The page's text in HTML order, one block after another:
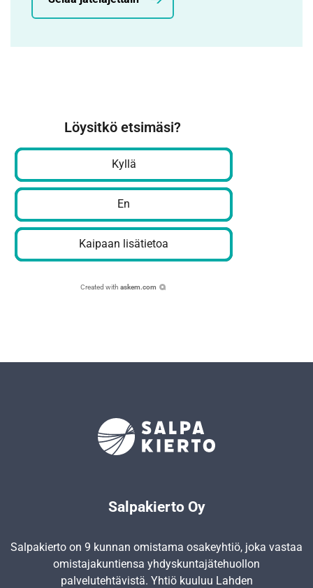
Löysitkö etsimäsi?
Kyllä
En
Kaipaan lisätietoa
Created with askem.com
Salpakierto Oy
Salpakierto on 9 kunnan omistama osakeyhtiö, joka vastaa
omistajakuntiensa yhdyskunta­jätehuollon
palvelutehtävistä. Yhtiö kuuluu Lahden